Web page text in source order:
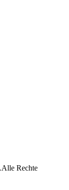
Alle Rechte